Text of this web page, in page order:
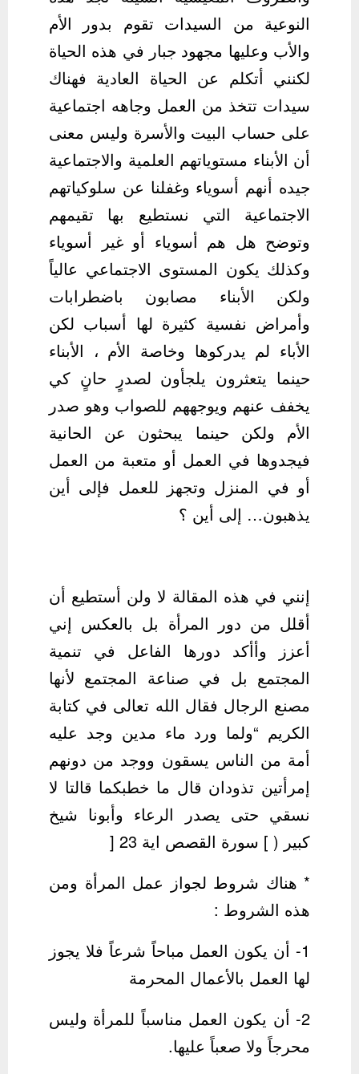
النوعية من السيدات تقوم بدور الأم
والأب وعليها مجهود جبار في هذه الحياة
لكنني أتكلم عن الحياة العادية فهناك
سيدات تتخذ من العمل وجاهه اجتماعية
على حساب البيت والأسرة وليس معنى
أن الأبناء مستوياتهم العلمية والاجتماعية
جيده أنهم أسوياء وغفلنا عن سلوكياتهم
الاجتماعية التي نستطيع بها تقيمهم
وتوضح هل هم أسوياء أو غير أسوياء
وكذلك يكون المستوى الاجتماعي عالياً
ولكن الأبناء مصابون باضطرابات
وأمراض نفسية كثيرة لها أسباب لكن
الأباء لم يدركوها وخاصة الأم ، الأبناء
حينما يتعثرون يلجأون لصدرٍ حانٍ كي
يخفف عنهم ويوجههم للصواب وهو صدر
الأم ولكن حينما يبحثون عن الحانية
فيجدوها في العمل أو متعبة من العمل
أو في المنزل وتجهز للعمل فإلى أين
يذهبون… إلى أين ؟
إنني في هذه المقالة لا ولن أستطيع أن
أقلل من دور المرأة بل بالعكس إني
أعزز وأأكد دورها الفاعل في تنمية
المجتمع بل في صناعة المجتمع لأنها
مصنع الرجال فقال الله تعالى في كتابة
الكريم “ولما ورد ماء مدين وجد عليه
أمة من الناس يسقون ووجد من دونهم
إمرأتين تذودان قال ما خطبكما قالتا لا
نسقي حتى يصدر الرعاء وأبونا شيخ
كبير ( ] سورة القصص اية 23 [
* هناك شروط لجواز عمل المرأة ومن
هذه الشروط :
1- أن يكون العمل مباحاً شرعاً فلا يجوز
لها العمل بالأعمال المحرمة
2- أن يكون العمل مناسباً للمرأة وليس
محرجاً ولا صعباً عليها.